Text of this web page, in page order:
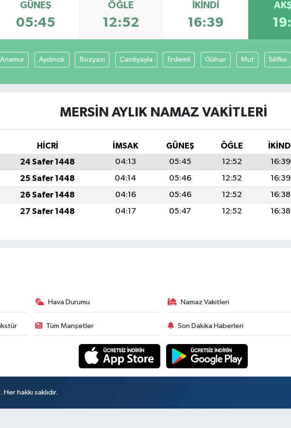
GÜNEŞ
05:45
ÖĞLE
12:52
İKINDI
16:39
Anamur Aydıncık Bozyazı Çamlıyayla Erdemli Gülnar Mut Silifke
MERSIN AYLIK NAMAZ VAKITLERI
HİCRİ İMSAK GÜNEŞ ÖĞLE İKINDI
24 Safer 1448 04:13 05:45 12:52 16:39
25 Safer 1448 04:14 05:46 12:52 16:39
26 Safer 1448 04:16 05:46 12:52 16:38
27 Safer 1448 04:17 05:47 12:52 16:38
Hava Durumu Namaz Vakitleri
Tüm Manşetler Son Dakika Haberleri
hakkı saklıdır.